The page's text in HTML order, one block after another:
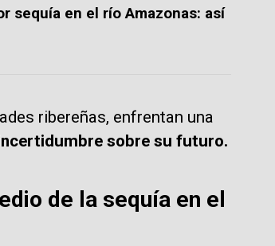
sequía en el río Amazonas: así
ribereñas, enfrentan una
sobre su futuro.
de la sequía en el